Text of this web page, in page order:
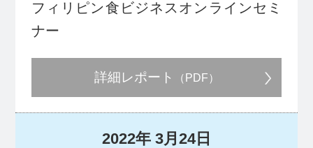
フィリピン食ビジネスオンラインセミ
ナー
詳細レポート （PDF）
2022年 3月24日